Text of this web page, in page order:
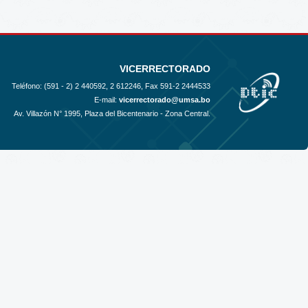
VICERRECTORADO
Teléfono: (591 - 2) 2 440592, 2 612246, Fax 591-2 2444533
E-mail: vicerrectorado@umsa.bo
Av. Villazón N° 1995, Plaza del Bicentenario - Zona Central.